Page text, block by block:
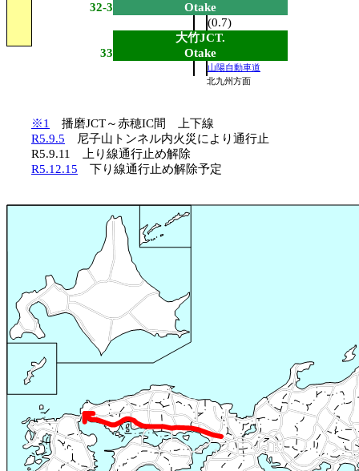
32-3
Otake
(0.7)
大竹JCT.
33
Otake
山陽自動車道
北九州方面
※1
播磨JCT～赤穂IC間 上下線
R5.9.5 尼子山トンネル内火災により通行止
R5.9.11 上り線通行止め解除
R5.12.15 下り線通行止め解除予定